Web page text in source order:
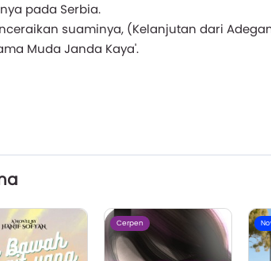
pada Serbia.
suaminya, (Kelanjutan dari
Muda Janda Kaya'.
Cerpen